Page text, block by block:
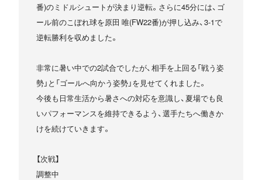
番)のミドルシュートが決まり逆転。さらに45分には、ゴ
ール前のこぼれ球を原田 唯(FW22番)が押し込み、3-1で
逆転勝利を収めました。
非常に暑い中での2試合でしたが、相手を上回る「戦う姿
勢」と「ゴールへ向かう姿勢」を見せてくれました。
今後も日常生活から暑さへの対応を意識し、夏場でも良
いパフォーマンスを維持できるよう、選手たちへ働きか
けを続けていきます。
【次戦】
調整中